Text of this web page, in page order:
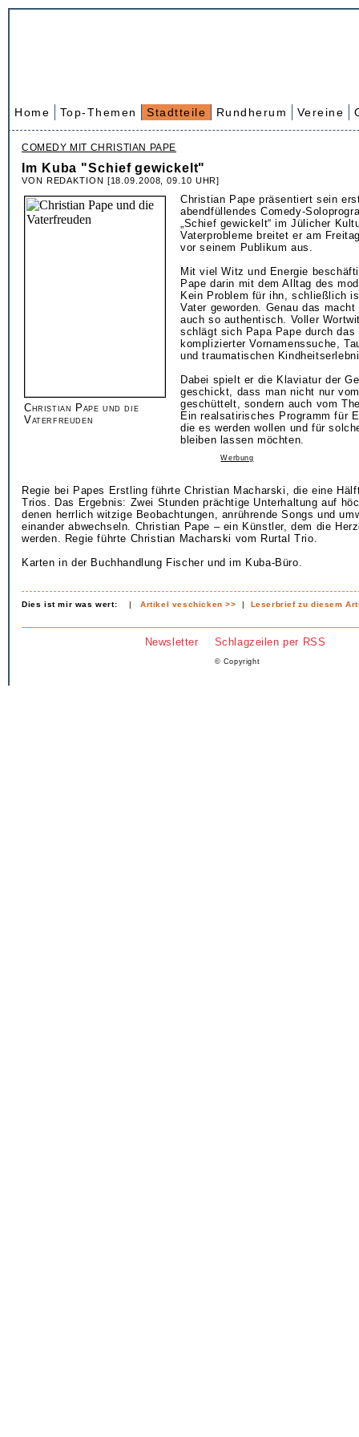
Home Top-Themen Stadtteile Rundherum Vereine
COMEDY MIT CHRISTIAN PAPE
Im Kuba "Schief gewickelt"
VON REDAKTION [18.09.2008, 09.10 UHR]
Christian Pape und die
Vaterfreuden
Christian Pape präsentiert sein
abendfüllendes Comedy-
„Schief gewickelt“ im Jülicher
Vaterprobleme breitet er am
vor seinem Publikum aus.
Mit viel Witz und Energie
Pape darin mit dem Alltag des
Kein Problem für ihn, schließlich
Vater geworden. Genau das
auch so authentisch. Voller
schlägt sich Papa Pape durch
komplizierter Vornamenssuche,
und traumatischen
Dabei spielt er die Klaviatur der
geschickt, dass man nicht nur
geschüttelt, sondern auch vom
Ein realsatirisches Programm für
die es werden wollen und für
bleiben lassen möchten.
Werbung
Regie bei Papes Erstling führte Christian Macharski, die eine
Trios. Das Ergebnis: Zwei Stunden prächtige Unterhaltung auf
denen herrlich witzige Beobachtungen, anrührende Songs und
einander abwechseln. Christian Pape – ein Künstler, dem die
werden. Regie führte Christian Macharski vom Rurtal Trio.
Karten in der Buchhandlung Fischer und im Kuba-Büro.
Dies ist mir was wert: |Artikel veschicken >> | Leserbrief zu diesem
Newsletter Schlagzeilen per RSS
© Copyright